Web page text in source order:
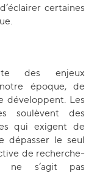
certaines
des enjeux
époque, de
développent. Les
soulèvent des
qui exigent de
dépasser le seul
de recherche-
ne s’agit pas